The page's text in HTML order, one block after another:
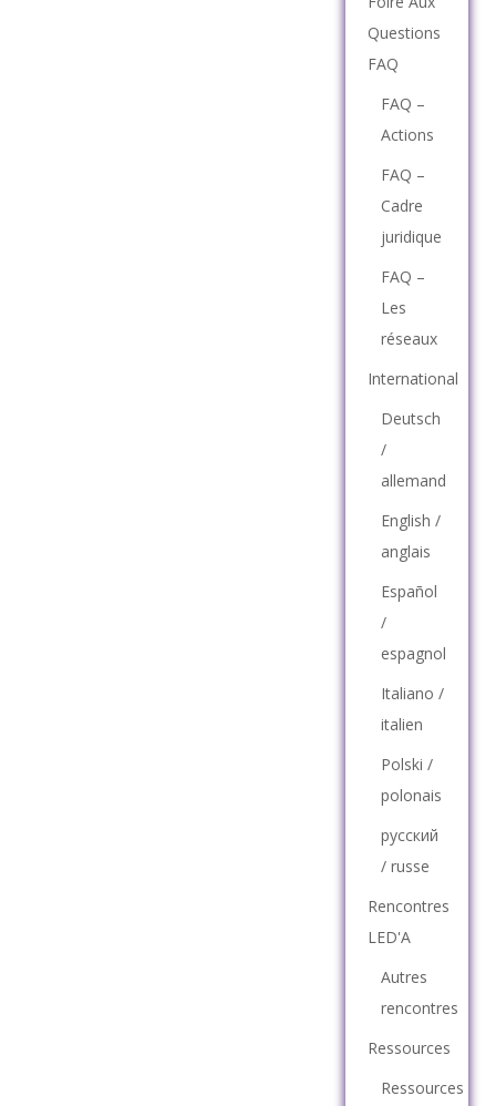
Questions
FAQ
FAQ –
Actions
FAQ –
Cadre
juridique
FAQ –
Les
réseaux
International
Deutsch
/
allemand
English /
anglais
Español
/
espagnol
Italiano /
italien
Polski /
polonais
русский
/ russe
Rencontres
LED'A
Autres
rencontres
Ressources
Ressources